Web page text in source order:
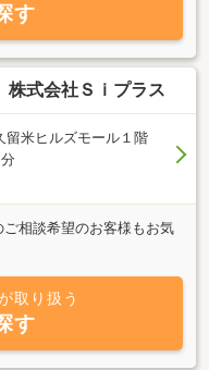
す
式会社Ｓｉプラス
留米ヒルズモール１階
相談希望のお客様もお気
取り扱う
す